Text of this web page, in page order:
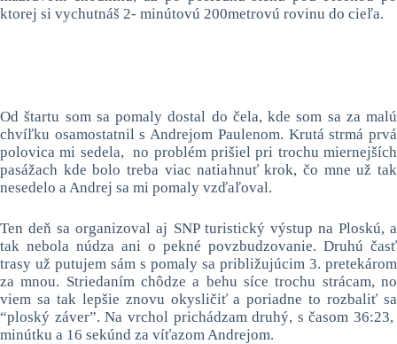
ktorej si vychutnáš 2- minútovú 200metrovú rovinu do cieľa.
Od štartu som sa pomaly dostal do čela, kde som sa za malú
chvíľku osamostatnil s Andrejom Paulenom. Krutá strmá prvá
polovica mi sedela, no problém prišiel pri trochu miernejších
pasážach kde bolo treba viac natiahnuť krok, čo mne už tak
nesedelo a Andrej sa mi pomaly vzďaľoval.
Ten deň sa organizoval aj SNP turistický výstup na Ploskú, a
tak nebola núdza ani o pekné povzbudzovanie. Druhú časť
trasy už putujem sám s pomaly sa približujúcim 3. pretekárom
za mnou. Striedaním chôdze a behu síce trochu strácam, no
viem sa tak lepšie znovu okysličiť a poriadne to rozbaliť sa
“ploský záver”. Na vrchol prichádzam druhý, s časom 36:23,
minútku a 16 sekúnd za víťazom Andrejom.